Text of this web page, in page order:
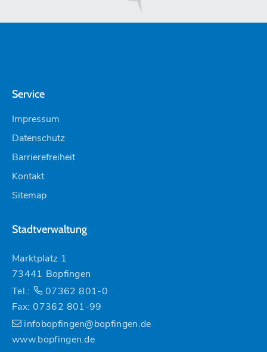
Service
Impressum
Datenschutz
Barrierefreiheit
Kontakt
Sitemap
Stadtverwaltung
Marktplatz 1
73441 Bopfingen
Tel.:
07362 801-0
Fax: 07362 801-99
infobopfingen@bopfingen.de
www.bopfingen.de